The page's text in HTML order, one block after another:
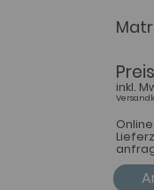
inkl.